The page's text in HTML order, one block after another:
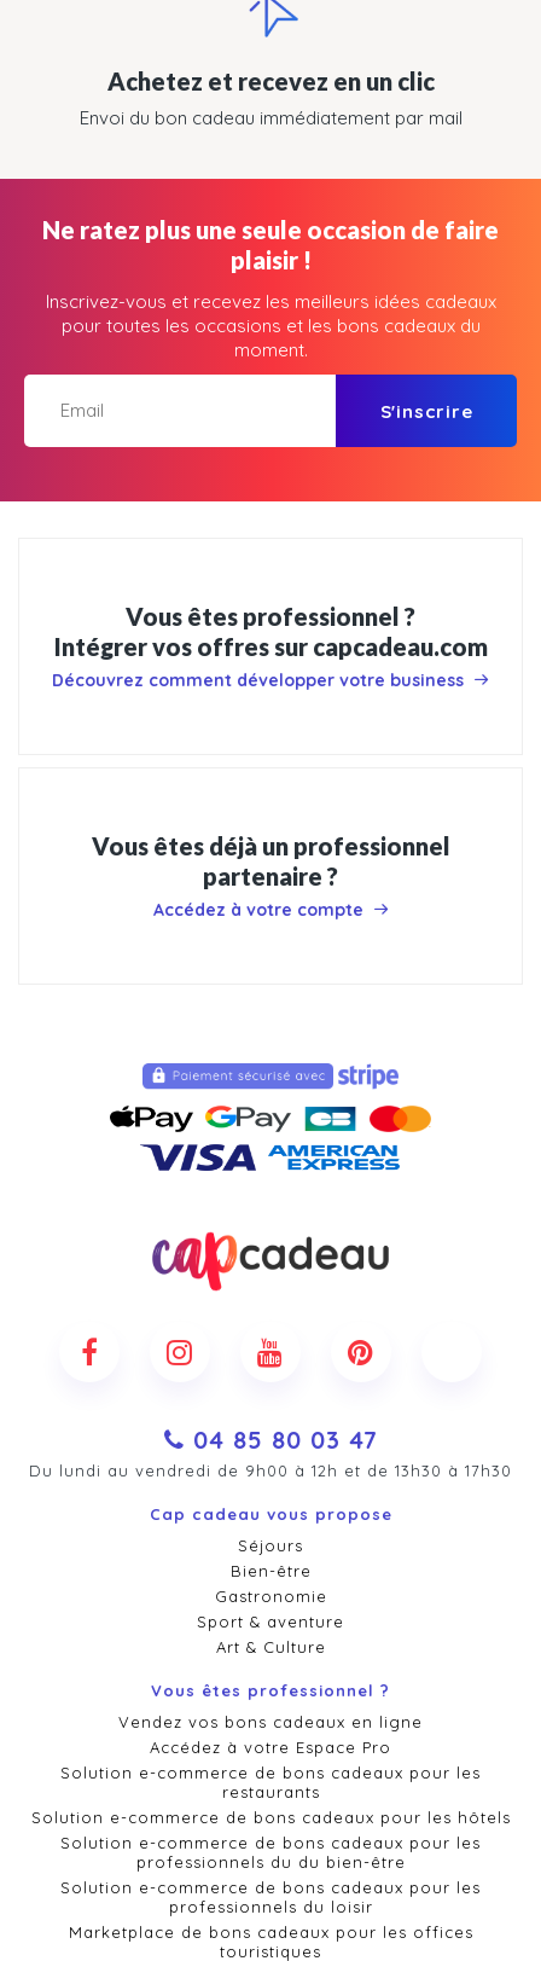
Achetez et recevez en un clic
Envoi du bon cadeau immédiatement par mail
Ne ratez plus une seule occasion de faire
plaisir !
Inscrivez-vous et recevez les meilleurs idées cadeaux
pour toutes les occasions et les bons cadeaux du
moment.
S'inscrire
Vous êtes professionnel ?
Intégrer vos offres sur capcadeau.com
Découvrez comment développer votre business
Vous êtes déjà un professionnel
partenaire ?
Accédez à votre compte
04 85 80 03 47
Du lundi au vendredi de 9h00 à 12h et de 13h30 à 17h30
Cap cadeau vous propose
Séjours
Bien-être
Gastronomie
Sport & aventure
Art & Culture
Vous êtes professionnel ?
Vendez vos bons cadeaux en ligne
Accédez à votre Espace Pro
Solution e-commerce de bons cadeaux pour les
restaurants
Solution e-commerce de bons cadeaux pour les hôtels
Solution e-commerce de bons cadeaux pour les
professionnels du du bien-être
Solution e-commerce de bons cadeaux pour les
professionnels du loisir
Marketplace de bons cadeaux pour les offices
touristiques